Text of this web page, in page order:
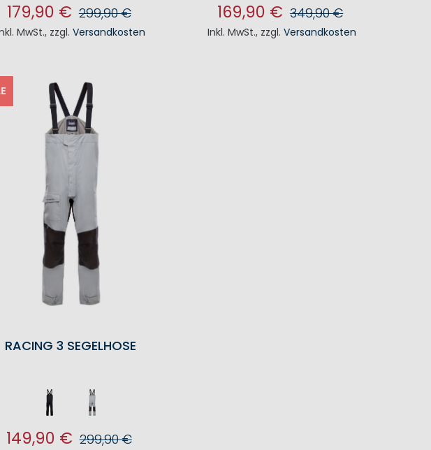
179,90 € 299,90 €
MwSt., zzgl. Versandkosten
169,90 € 349,90 €
Inkl. MwSt., zzgl.Versandkosten
RACING 3 SEGELHOSE
149,90 € 299,90 €